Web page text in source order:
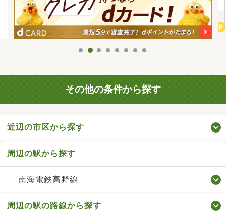
その他の条件から探す
近辺の市区から探す
周辺の駅から探す
南海電鉄高野線
周辺の駅の路線から探す